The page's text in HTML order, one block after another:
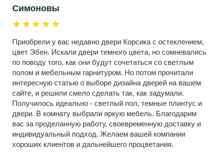
Симоновы
★★★★★
Приобрели у вас недавно двери Корсика с остеклением,
цвет Эбен. Искали двери темного цвета, но сомневались
по поводу того, как они будут сочетаться со светлым
полом и мебельным гарнитуром. Но потом прочитали
интересную статью о выборе дизайна дверей на вашем
сайте, и решили смело сделать так, как задумали.
Получилось идеально - светлый пол, темные плинтус и
двери. В комнату выбрали яркую мебель. Благодарим
вас за проделанную работу, своевременную доставку и
индивидуальный подход. Желаем вашей компании
хороших клиентов и дальнейшего процветания.